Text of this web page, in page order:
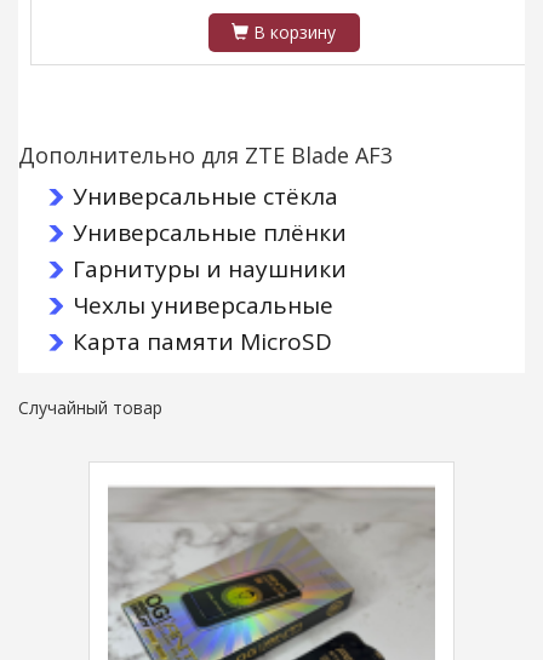
В корзину
Дополнительно для ZTE Blade AF3
Универсальные стёкла
Универсальные плёнки
Гарнитуры и наушники
Чехлы универсальные
Карта памяти MicroSD
Случайный товар